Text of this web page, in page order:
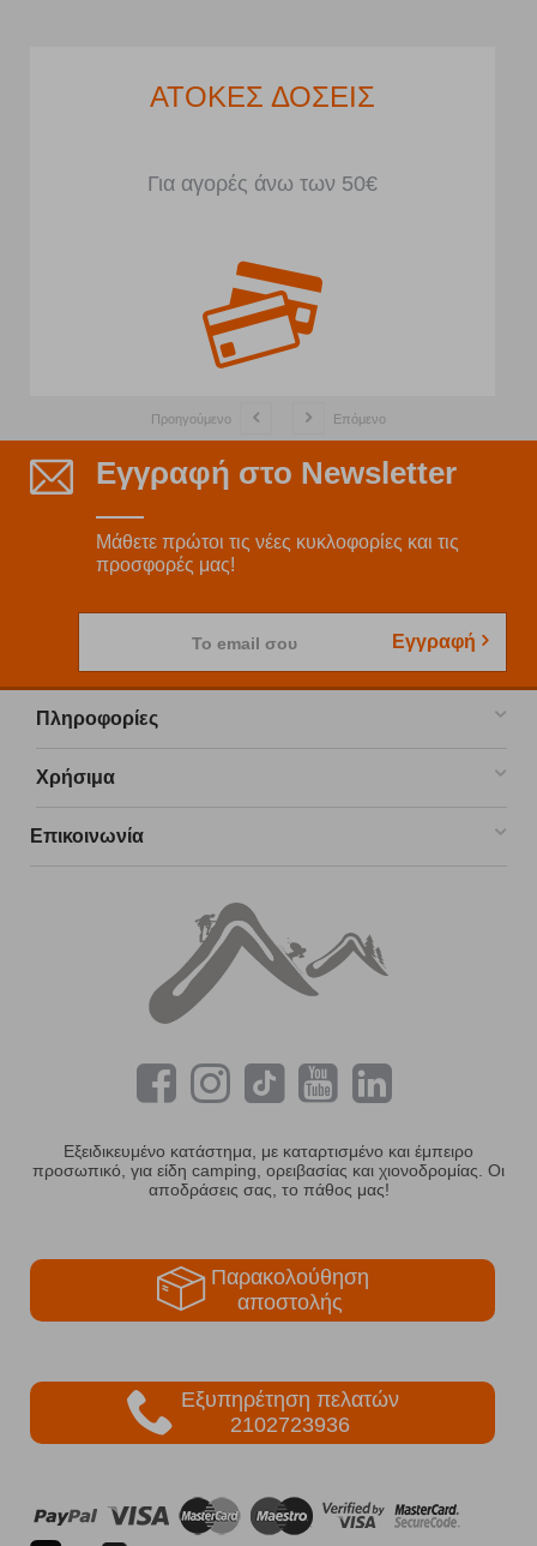
ΑΤΟΚΕΣ ΔΟΣΕΙΣ
Για αγορές άνω των 50€
Προηγούμενο Επόμενο
Εγγραφή στο Newsletter
Μάθετε πρώτοι τις νέες κυκλοφορίες και τις
προσφορές μας!
Το email σου Εγγραφή
Πληροφορίες
Χρήσιμα
Επικοινωνία
Εξειδικευμένο κατάστημα, με καταρτισμένο και έμπειρο
προσωπικό, για είδη camping, ορειβασίας και χιονοδρομίας. Οι
αποδράσεις σας, το πάθος μας!
Παρακολούθηση
αποστολής
Εξυπηρέτηση πελατών
2102723936